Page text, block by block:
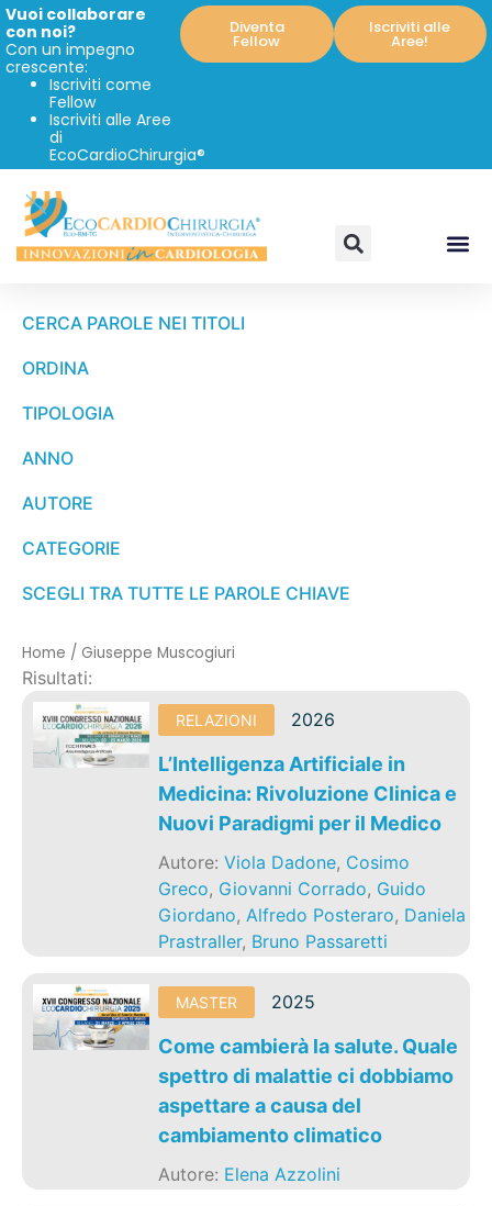
Vuoi collaborare
con noi?
Con un impegno
crescente:
Iscriviti come
Fellow
Iscriviti alle Aree
di
EcoCardioChirurgia®
Diventa
Fellow
Iscriviti alle
Aree!
CERCA PAROLE NEI TITOLI
ORDINA
TIPOLOGIA
ANNO
AUTORE
CATEGORIE
SCEGLI TRA TUTTE LE PAROLE CHIAVE
Home / Giuseppe Muscogiuri
Risultati:
RELAZIONI 2026
L’Intelligenza Artificiale in
Medicina: Rivoluzione Clinica e
Nuovi Paradigmi per il Medico
Autore:Viola Dadone, Cosimo
Greco, Giovanni Corrado, Guido
Giordano,Alfredo Posteraro, Daniela
Prastraller, Bruno Passaretti
MASTER 2025
Come cambierà la salute. Quale
spettro di malattie ci dobbiamo
aspettare a causa del
cambiamento climatico
Autore: Elena Azzolini